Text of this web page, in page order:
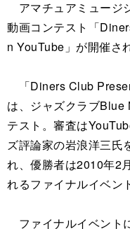
アマチュアミュージ
動画コンテスト「
n YouTube」が開催さ
「Diners Club
は、ジャズクラブBlue
テスト。審査は
ズ評論家の岩浪洋三氏
れ、優勝者は2010年2
れるファイナルイベン
ファイナルイベント